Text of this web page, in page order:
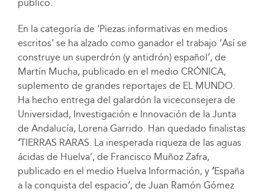
público.
En la categoría de ‘Piezas informativas en medios
escritos’ se ha alzado como ganador el trabajo ‘Así se
construye un superdrón (y antidrón) español’, de
Martín Mucha, publicado en el medio CRÓNICA,
suplemento de grandes reportajes de EL MUNDO.
Ha hecho entrega del galardón la viceconsejera de
Universidad, Investigación e Innovación de la Junta
de Andalucía, Lorena Garrido. Han quedado finalistas
‘TIERRAS RARAS. La inesperada riqueza de las aguas
ácidas de Huelva’, de Francisco Muñoz Zafra,
publicado en el medio Huelva Información, y ‘España
a la conquista del espacio’, de Juan Ramón Gómez